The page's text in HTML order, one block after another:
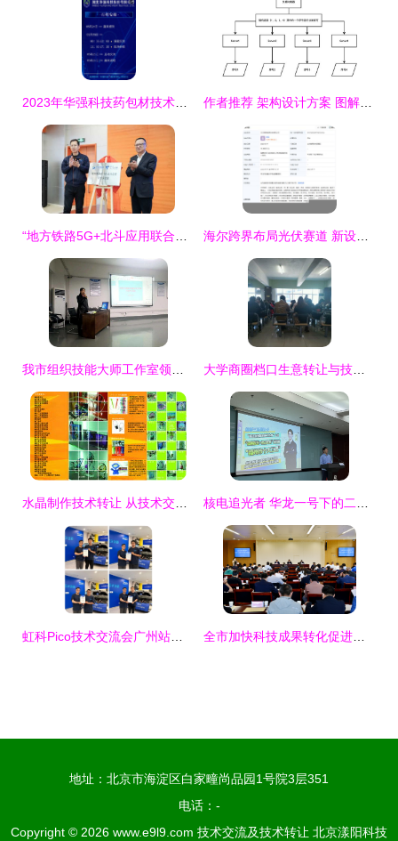
2023年华强科技药包材技术交流会邀请函 作者推荐 架构设计方案 图解学习法总结集群模式下的各种软负载均衡策略实现及原理分析
“地方铁路5G+北斗应用联合实验室”揭牌 宁夏电信助力北斗产业发展示范区建设迈入新阶段 海尔跨界布局光伏赛道 新设子公司深耕光伏设备与太阳能技术市场
我市组织技能大师工作室领办人交流学习活动 大学商圈档口生意转让与技术支持双机遇 大搞经营转型新路径
水晶制作技术转让 从技术交流到实践落地 核电追光者 华龙一号下的二十万分之一匠心之印
虹科Pico技术交流会广州站圆满落幕，免拆诊断汽修之旅启程成都 全市加快科技成果转化促进产业高质量发展专项行动动员会召开
地址：北京市海淀区白家疃尚品园1号院3层351
电话：-
Copyright © 2026 www.e9l9.com 技术交流及技术转让 北京漾阳科技